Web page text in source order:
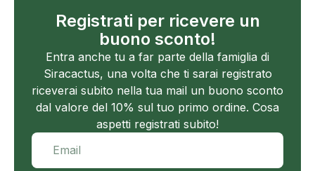
Registrati per ricevere un
buono sconto!
Entra anche tu a far parte della famiglia di
Siracactus, una volta che ti sarai registrato
riceverai subito nella tua mail un buono sconto
dal valore del 10% sul tuo primo ordine. Cosa
aspetti registrati subito!